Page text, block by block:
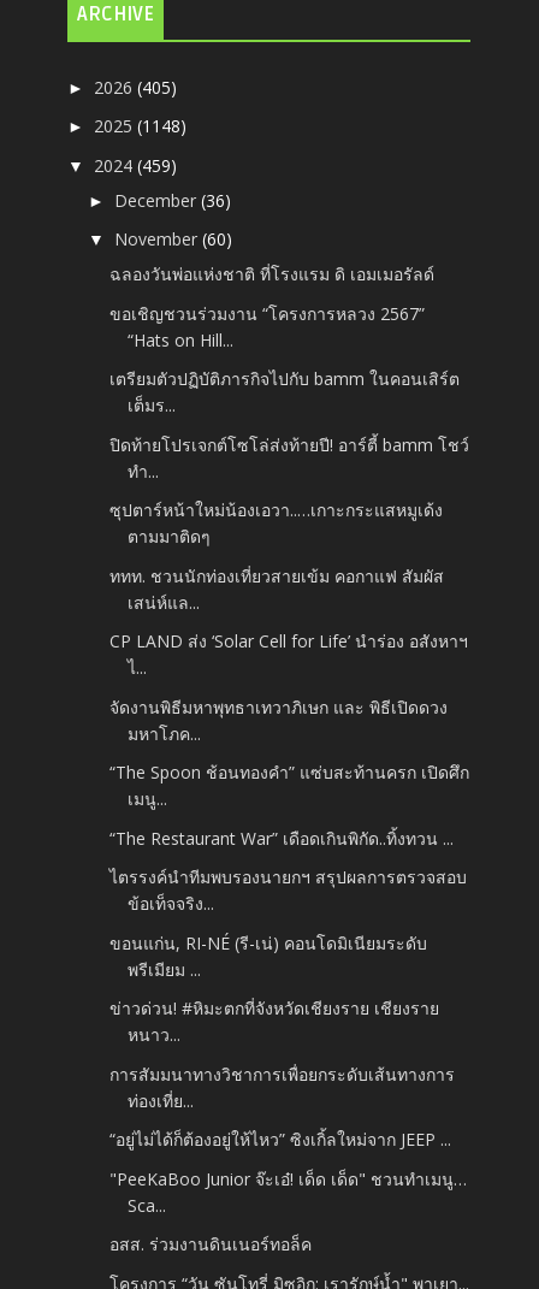
ARCHIVE
► 2026(405)
► 2025(1148)
▼ 2024(459)
► December(36)
▼ November(60)
ฉลองวันพ่อแห่งชาติ ที่โรงแรม ดิ เอมเมอรัลด์
ขอเชิญชวนร่วมงาน “โครงการหลวง 2567”
“Hats on Hill...
เตรียมตัวปฏิบัติภารกิจไปกับ bamm ในคอนเสิร์ต
เต็มร...
ปิดท้ายโปรเจกต์โซโล่ส่งท้ายปี! อาร์ตี้ bamm โชว์
ทำ...
ซุปตาร์หน้าใหม่น้องเอวา..…เกาะกระแสหมูเด้ง
ตามมาติดๆ
ททท. ชวนนักท่องเที่ยวสายเข้ม คอกาแฟ สัมผัส
เสน่ห์แล...
CP LAND ส่ง ‘Solar Cell for Life’ นำร่อง อสังหาฯ
ไ...
จัดงานพิธีมหาพุทธาเทวาภิเษก และ พิธีเปิดดวง
มหาโภค...
“The Spoon ช้อนทองคำ” แซ่บสะท้านครก เปิดศึก
เมนู...
“The Restaurant War” เดือดเกินพิกัด..ทิ้งทวน ...
ไตรรงค์นำทีมพบรองนายกฯ สรุปผลการตรวจสอบ
ข้อเท็จจริง...
ขอนแก่น, RI-NÉ (รี-เน่) คอนโดมิเนียมระดับ
พรีเมียม ...
ข่าวด่วน! #หิมะตกที่จังหวัดเชียงราย เชียงราย
หนาว...
การสัมมนาทางวิชาการเพื่อยกระดับเส้นทางการ
ท่องเที่ย...
“อยู่ไม่ได้ก็ต้องอยู่ให้ไหว” ซิงเกิ้ลใหม่จาก JEEP ...
"PeeKaBoo Junior จ๊ะเอ๋! เด็ด เด็ด" ชวนทำเมนู…
Sca...
อสส. ร่วมงานดินเนอร์ทอล็ค
โครงการ “วัน ซันโทรี่ มิซุอิกุ: เรารักษ์น้ำ" พาเยา...